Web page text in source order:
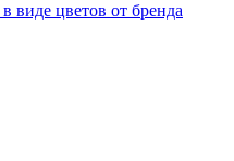
виде цветов от бренда